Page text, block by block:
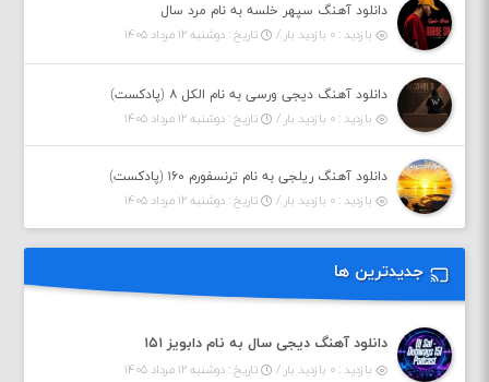
دانلود آهنگ سپهر خلسه به نام مرد سال
بازدید : ۰ بازدید بار /
تاریخ : دوشنبه ۱۲ مرداد ۱۴۰۵
دانلود آهنگ دیجی ورسی به نام الکل ۸ (پادکست)
بازدید : ۰ بازدید بار /
تاریخ : دوشنبه ۱۲ مرداد ۱۴۰۵
دانلود آهنگ ریلجی به نام ترنسفورم ۱۶۰ (پادکست)
بازدید : ۰ بازدید بار /
تاریخ : دوشنبه ۱۲ مرداد ۱۴۰۵
جدیدترین ها
دانلود آهنگ دیجی سال به نام دابویز ۱۵۱
بازدید : ۰ بازدید بار / تاریخ : دوشنبه ۱۲ مرداد ۱۴۰۵